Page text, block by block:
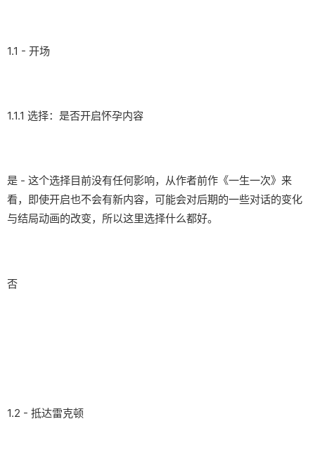
1.1 - 开场
1.1.1 选择：是否开启怀孕内容
是 - 这个选择目前没有任何影响，从作者前作《一生一次》来
看，即使开启也不会有新内容，可能会对后期的一些对话的变化
与结局动画的改变，所以这里选择什么都好。
否
1.2 - 抵达雷克顿